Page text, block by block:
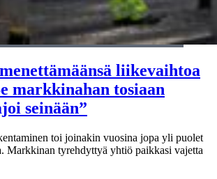
liikevaihtoa
markkinahan tosiaan
seinään”
toi joinakin vuosina jopa yli puolet
Markkinan tyrehdyttyä yhtiö paikkasi vajetta